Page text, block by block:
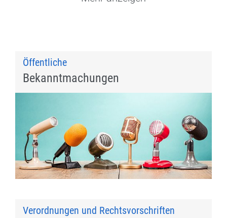
Öffentliche
Bekanntmachungen
Verordnungen und Rechtsvorschriften